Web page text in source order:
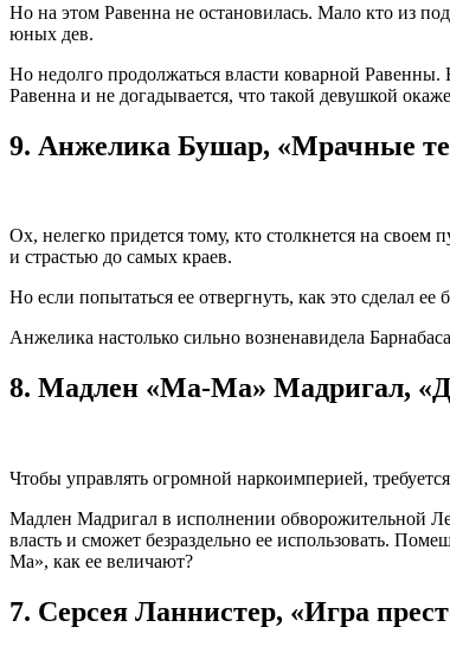
Но на этом Равенна не остановилась. Мало кто из
юных дев.
Но недолго продолжаться власти коварной Равенны.
Равенна и не догадывается, что такой девушкой
9. Анжелика Бушар, «Мрачные
Ох, нелегко придется тому, кто столкнется на
и страстью до самых краев.
Но если попытаться ее отвергнуть, как это сделал
Анжелика настолько сильно возненавидела
8. Мадлен «Ма-Ма» Мадригал,
Чтобы управлять огромной наркоимперией,
Мадлен Мадригал в исполнении обворожительной
власть и сможет безраздельно ее использовать.
Ма», как ее величают?
7. Серсея Ланнистер, «Игра